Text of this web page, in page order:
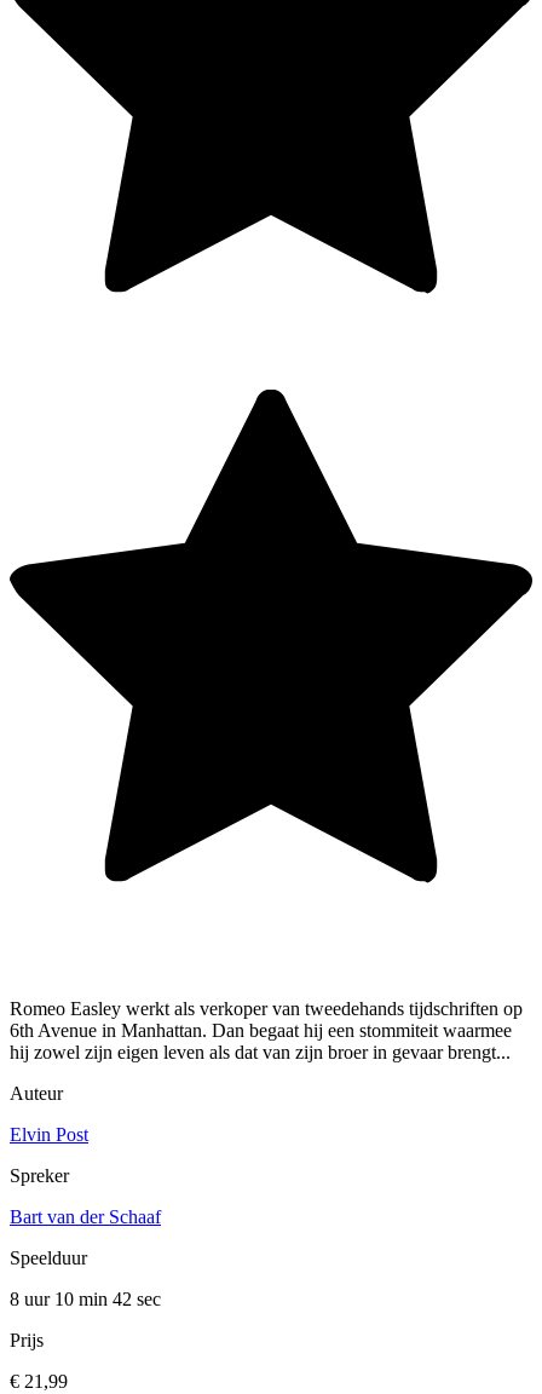
Romeo Easley werkt als verkoper van tweedehands tijdschriften op
6th Avenue in Manhattan. Dan begaat hij een stommiteit waarmee
hij zowel zijn eigen leven als dat van zijn broer in gevaar brengt...
Auteur
Elvin Post
Spreker
Bart van der Schaaf
Speelduur
8 uur 10 min 42 sec
Prijs
€ 21,99